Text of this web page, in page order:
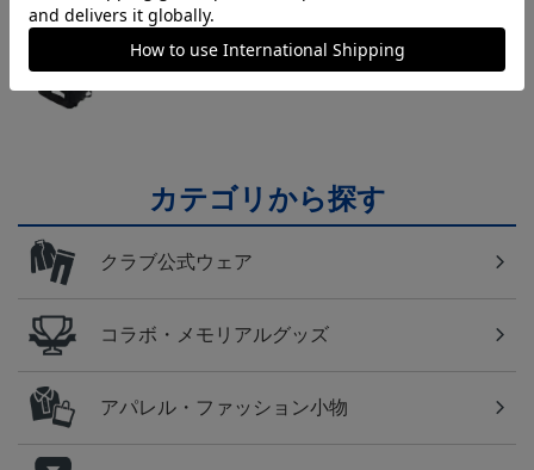
横浜FM
日常にもF・マリノスを！普段使いにオススメのアイ
カテゴリから探す
クラブ公式ウェア
コラボ・メモリアルグッズ
アパレル・ファッション小物